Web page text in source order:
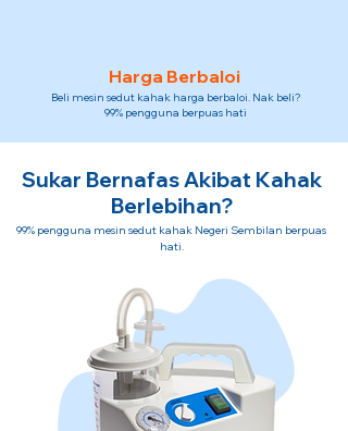
Harga Berbaloi
Beli mesin sedut kahak harga berbaloi. Nak beli?
99% pengguna berpuas hati
Sukar Bernafas Akibat Kahak
Berlebihan?
99% pengguna mesin sedut kahak Negeri Sembilan berpuas
hati.